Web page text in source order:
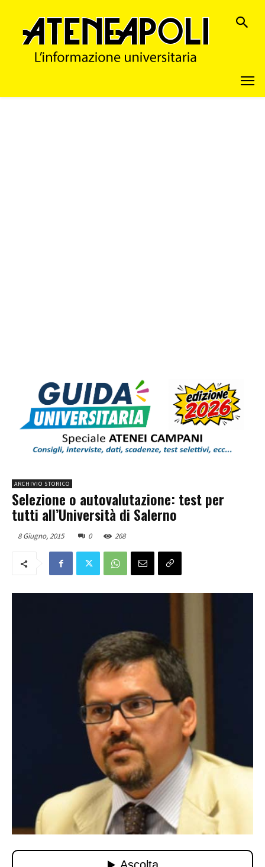
ARCHIVIO STORICO
Selezione o autovalutazione: test per
tutti all’Università di Salerno
8 Giugno, 2015 0 268